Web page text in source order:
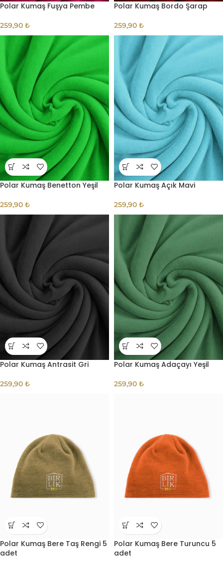
Polar Kumaş Fuşya Pembe
259,90 ₺
Polar Kumaş Bordo Şarap
259,90 ₺
Polar Kumaş Benetton Yeşil
259,90 ₺
Polar Kumaş Açık Mavi
259,90 ₺
Polar Kumaş Antrasit Gri
259,90 ₺
Polar Kumaş Adaçayı Yeşil
259,90 ₺
Polar Kumaş Bere Taş Rengi 5
adet
Polar Kumaş Bere Turuncu 5
adet